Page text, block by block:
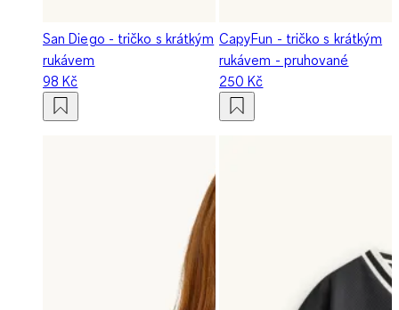
San Diego - tričko s krátkým
rukávem
98 Kč
CapyFun - tričko s krátkým
rukávem - pruhované
250 Kč